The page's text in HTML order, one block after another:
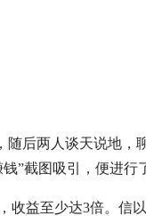
随后两人谈天说地，
”截图吸引，便进行
收益至少达3倍。信